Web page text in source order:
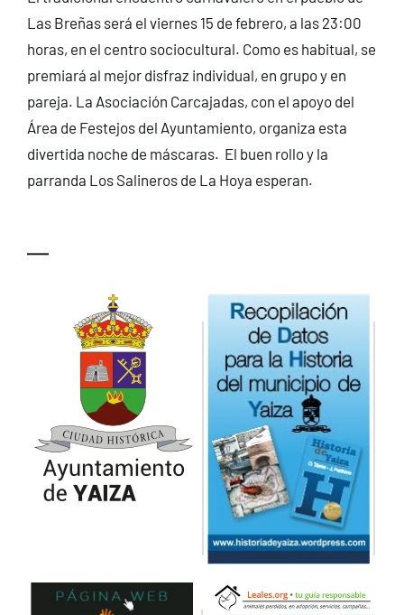
Las Breñas será el viernes 15 de febrero, a las 23:00
horas, en el centro sociocultural. Como es habitual, se
premiará al mejor disfraz individual, en grupo y en
pareja. La Asociación Carcajadas, con el apoyo del
Área de Festejos del Ayuntamiento, organiza esta
divertida noche de máscaras. El buen rollo y la
parranda Los Salineros de La Hoya esperan.
—